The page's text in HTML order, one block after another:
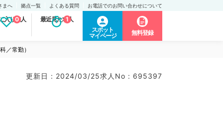
まへ 拠点一覧 よくある質問 お電話でのお問い合わせについて
入り求人
0 最近見た求人
1
スポット
マイページ
無料登録
／常勤）
更新日 : 2024/03/25求人No : 695397